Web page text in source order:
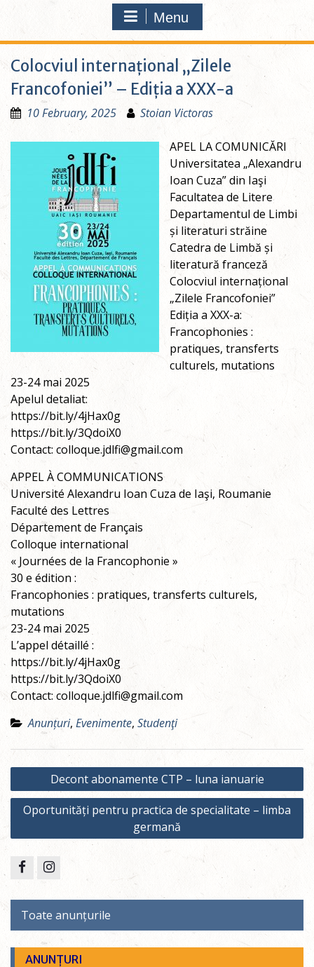
Menu
Colocviul internațional „Zilele
Francofoniei” – Ediția a XXX-a
10 February, 2025 Stoian Victoras
APEL LA COMUNICĂRI
Universitatea „Alexandru
Ioan Cuza” din Iaşi
Facultatea de Litere
Departamentul de Limbi
și literaturi străine
Catedra de Limbă și
literatură franceză
Colocviul internațional
„Zilele Francofoniei”
Ediția a XXX-a:
Francophonies :
pratiques, transferts
culturels, mutations
23-24 mai 2025
Apelul detaliat:
https://bit.ly/4jHax0g
https://bit.ly/3QdoiX0
Contact: colloque.jdlfi@gmail.com
APPEL À COMMUNICATIONS
Université Alexandru Ioan Cuza de Iaşi, Roumanie
Faculté des Lettres
Département de Français
Colloque international
« Journées de la Francophonie »
30 e édition :
Francophonies : pratiques, transferts culturels,
mutations
23-24 mai 2025
L’appel détaillé :
https://bit.ly/4jHax0g
https://bit.ly/3QdoiX0
Contact: colloque.jdlfi@gmail.com
Anunțuri, Evenimente, Studenţi
Post
navigation
Decont abonamente CTP – luna ianuarie
Oportunități pentru practica de specialitate – limba
germană
Toate anunțurile
ANUNȚURI